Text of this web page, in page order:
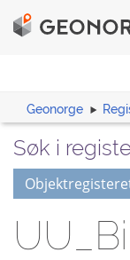
Geonorge
Søk i